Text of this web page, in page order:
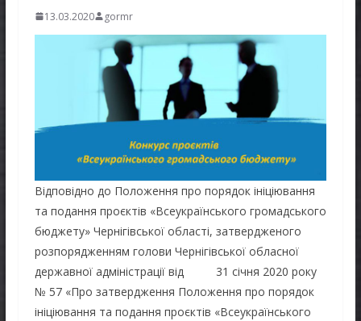
13.03.2020 gormr
Відповідно до Положення про порядок ініціювання
та подання проєктів «Всеукраїнського громадського
бюджету» Чернігівської області, затвердженого
розпорядженням голови Чернігівської обласної
державної адміністрації від 31 січня 2020 року
№ 57 «Про затвердження Положення про порядок
ініціювання та подання проєктів «Всеукраїнського